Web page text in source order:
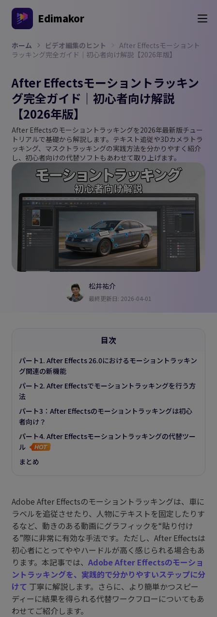
Edimakor
ホーム ビデオ編集のヒント
After Effectsモーショント
ラッキング完全ガイド｜初心者向け解説【2026年版】
After Effectsモーショントラッキン
グ完全ガイド｜初心者向け解説
【2026年版】
After Effectsのモーショントラッキングを2026年最新版チュー
トリアルで基礎から解説します。テキスト追従や3Dカメラトラ
ッキング、マスクトラッキングの実践方法を分かりやすく紹介
し、初心者向けの代替ソフトもあわせて取り上げます。
松井祐介
最終更新日: 2026-04-01
目次
パート1. After Effects 26.0におけるモーショントラッキン
グ関連の新機能
パート2. After Effectsでモーショントラッキングを行う方
法
パート3：After Effectsのモーショントラッキングは初心
者向け？
パート4. After Effectsモーショントラッキングの代替ツー
ル
まとめ
Adobe After Effectsのモーショントラッキングは、車に
ラベルを追従させたり、人物にテキストを固定したりす
るなど、動きのある動画にグラフィックを“貼り付け
る”際に非常に有効な手法です。ただし、After Effectsは
初心者にとってややハードルが高く感じられる場合もあ
ります。本記事では、 Adobe After Effectsのモーショ
ントラッキングを、実践的で分かりやすいステップに分
けて 丁寧に解説します。さらに、より簡単かつスピー
ディーに結果を得られる代替ワークフローについてもあ
わせてご紹介します。